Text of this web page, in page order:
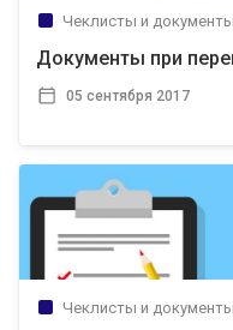
Чеклисты и документы
Документы при
05 сентября 2017
Чеклисты и документы